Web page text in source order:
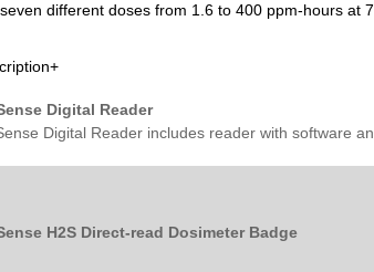
different doses from 1.6 to 400 ppm-hours at
Digital Reader
Digital Reader includes reader with software
H2S Direct-read Dosimeter Badge